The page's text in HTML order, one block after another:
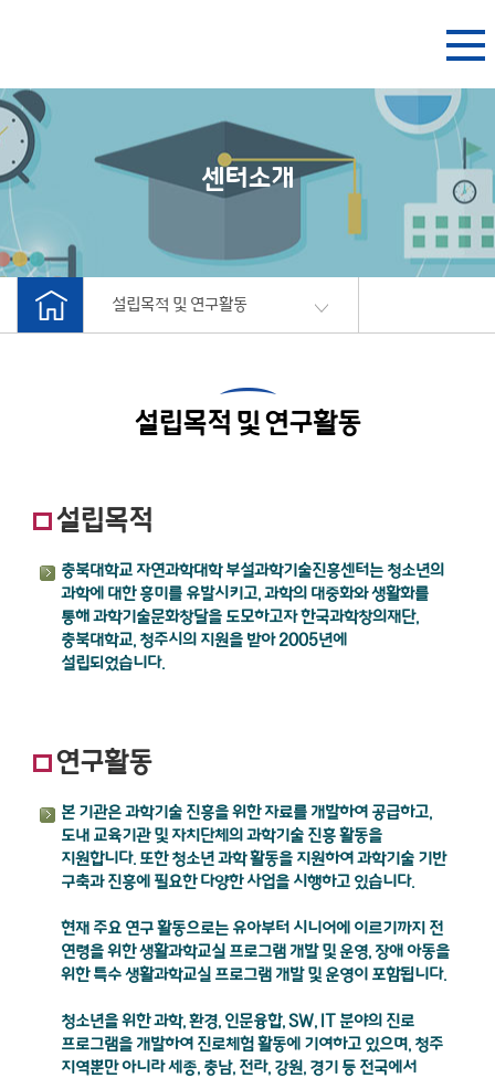
센터소개
설립목적 및 연구활동
설립목적 및 연구활동
설립목적
충북대학교 자연과학대학 부설과학기술진흥센터는 청소년의
과학에 대한 흥미를 유발시키고, 과학의 대중화와 생활화를
통해 과학기술문화창달을 도모하고자 한국과학창의재단,
충북대학교, 청주시의 지원을 받아 2005년에
설립되었습니다.
연구활동
본 기관은 과학기술 진흥을 위한 자료를 개발하여 공급하고,
도내 교육기관 및 자치단체의 과학기술 진흥 활동을
지원합니다. 또한 청소년 과학 활동을 지원하여 과학기술 기반
구축과 진흥에 필요한 다양한 사업을 시행하고 있습니다.
현재 주요 연구 활동으로는 유아부터 시니어에 이르기까지 전
연령을 위한 생활과학교실 프로그램 개발 및 운영, 장애 아동을
위한 특수 생활과학교실 프로그램 개발 및 운영이 포함됩니다.
청소년을 위한 과학, 환경, 인문융합, SW, IT 분야의 진로
프로그램을 개발하여 진로체험 활동에 기여하고 있으며, 청주
지역뿐만 아니라 세종, 충남, 전라, 강원, 경기 등 전국에서